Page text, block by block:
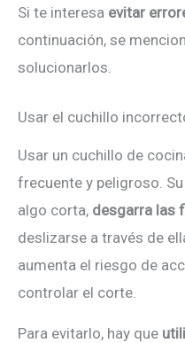
Si te interesa evitar
continuación, se
solucionarlos.
Usar el cuchillo
Usar un cuchillo de
frecuente y peligroso.
algo corta, desgarra las
deslizarse a través de
aumenta el riesgo de
controlar el corte.
Para evitarlo, hay que